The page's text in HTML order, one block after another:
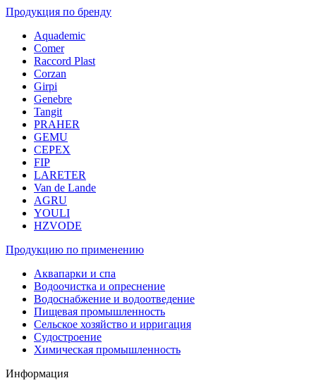
Продукция по бренду
Aquademic
Comer
Raccord Plast
Corzan
Girpi
Genebre
Tangit
PRAHER
GEMU
CEPEX
FIP
LARETER
Van de Lande
AGRU
YOULI
HZVODE
Продукцию по применению
Аквапарки и спа
Водоочистка и опреснение
Водоснабжение и водоотведение
Пищевая промышленность
Сельское хозяйство и ирригация
Судостроение
Химическая промышленность
Информация